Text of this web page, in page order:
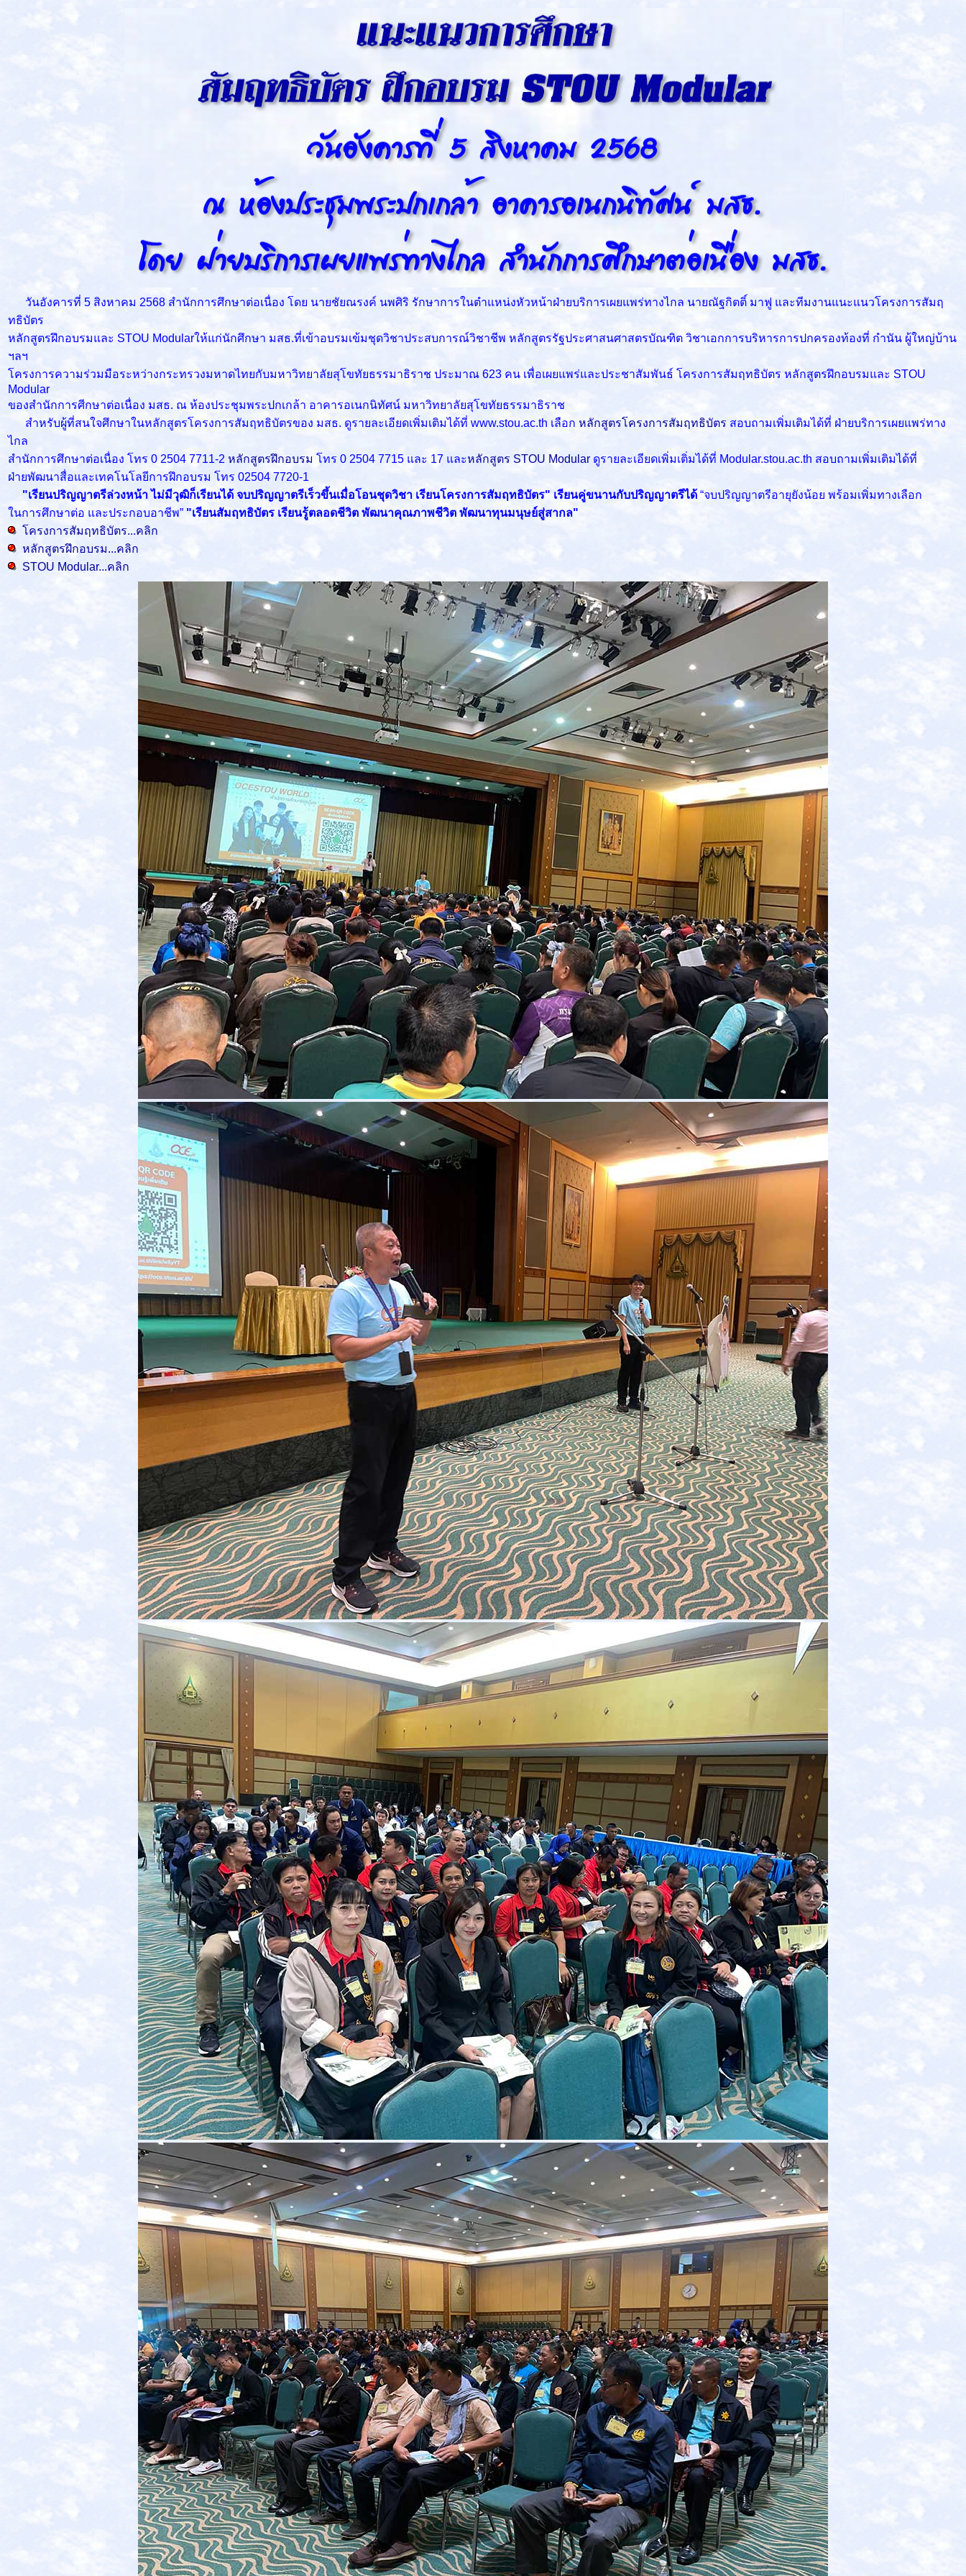
วันอังคารที่ 5 สิงหาคม 2568 สำนักการศึกษาต่อเนื่อง โดย นายชัยณรงค์ นพศิริ รักษาการในตำแหน่งหัวหน้าฝ่ายบริการเผยแพร่ทางไกล นายณัฐกิตติ์ มาฟู และทีมงานแนะแนวโครงการสัมฤ
ทธิบัตร
หลักสูตรฝึกอบรมและ STOU Modularให้แก่นักศึกษา มสธ.ที่เข้าอบรมเข้มชุดวิชาประสบการณ์วิชาชีพ หลักสูตรรัฐประศาสนศาสตรบัณฑิต วิชาเอกการบริหารการปกครองท้องที่ กำนัน ผู้ใหญ่บ้าน
ฯลฯ
โครงการความร่วมมือระหว่างกระทรวงมหาดไทยกับมหาวิทยาลัยสุโขทัยธรรมาธิราช ประมาณ 623 คน เพื่อเผยแพร่และประชาสัมพันธ์ โครงการสัมฤทธิบัตร หลักสูตรฝึกอบรมและ STOU
Modular
ของสำนักการศีกษาต่อเนื่อง มสธ. ณ ห้องประชุมพระปกเกล้า อาคารอเนกนิทัศน์ มหาวิทยาลัยสุโขทัยธรรมาธิราช
สำหรับผู้ที่สนใจศึกษาในหลักสูตรโครงการสัมฤทธิบัตรของ มสธ. ดูรายละเอียดเพิ่มเติมได้ที่ www.stou.ac.th เลือก หลักสูตรโครงการสัมฤทธิบัตร สอบถามเพิ่มเติมได้ที่ ฝ่ายบริการเผยแพร่ทาง
ไกล
สำนักการศึกษาต่อเนื่อง โทร 0 2504 7711-2 หลักสูตรฝึกอบรม โทร 0 2504 7715 และ 17 และหลักสูตร STOU Modular ดูรายละเอียดเพิ่มเติ่มได้ที่ Modular.stou.ac.th สอบถามเพิ่มเติมได้ที่
ฝ่ายพัฒนาสื่อและเทคโนโลยีการฝึกอบรม โทร 02504 7720-1
"เรียนปริญญาตรีล่วงหน้า ไม่มีวุฒิก็เรียนได้ จบปริญญาตรีเร็วขึ้นเมื่อโอนชุดวิชา เรียนโครงการสัมฤทธิบัตร" เรียนคู่ขนานกับปริญญาตรีได้ “จบปริญญาตรีอายุยังน้อย พร้อมเพิ่มทางเลือก
ในการศึกษาต่อ และประกอบอาชีพ” "เรียนสัมฤทธิบัตร เรียนรู้ตลอดชีวิต พัฒนาคุณภาพชีวิต พัฒนาทุนมนุษย์สู่สากล"
โครงการสัมฤทธิบัตร...คลิก
หลักสูตรฝึกอบรม...คลิก
STOU Modular...คลิก